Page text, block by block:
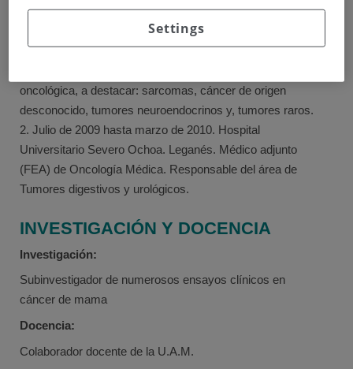
Fundación Jiménez Díaz. Madrid.
Formo parte de la unidad de cáncer de mama y tumores
del SNC.
oncológica, a destacar: sarcomas, cáncer de origen
desconocido, tumores neuroendocrinos y, tumores raros.
2. Julio de 2009 hasta marzo de 2010. Hospital
Universitario Severo Ochoa. Leganés. Médico adjunto
(FEA) de Oncología Médica. Responsable del área de
Tumores digestivos y urológicos.
INVESTIGACIÓN Y DOCENCIA
Investigación:
Subinvestigador de numerosos ensayos clínicos en
cáncer de mama
Docencia:
Colaborador docente de la U.A.M.
Settings